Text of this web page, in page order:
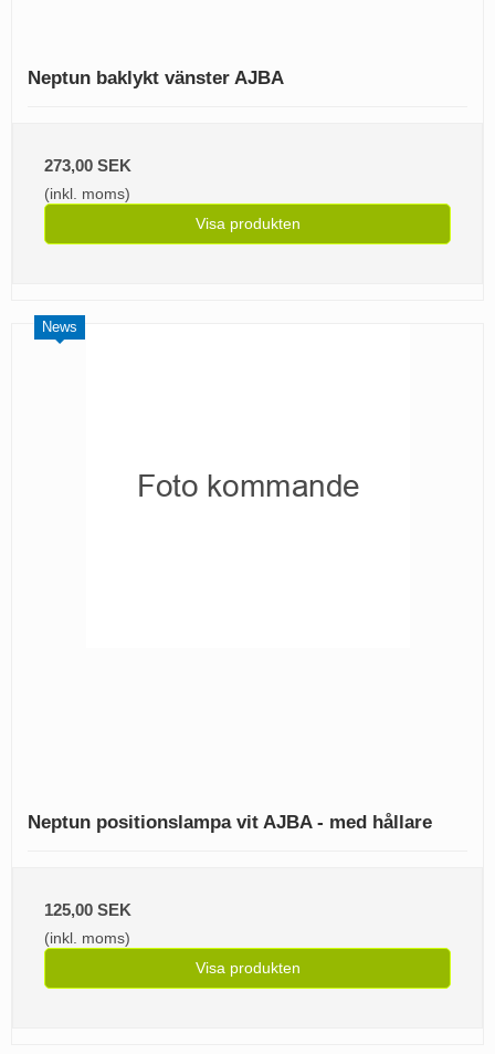
Neptun baklykt vänster AJBA
273,00 SEK
(inkl. moms)
Visa produkten
News
Neptun positionslampa vit AJBA - med hållare
125,00 SEK
(inkl. moms)
Visa produkten